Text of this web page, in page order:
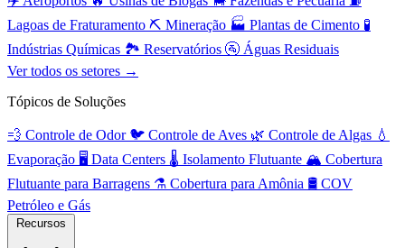
Lagoas de Fraturamento ⛏️ Mineração 🏭 Plantas de Cimento 🧪
Indústrias Químicas 🏞️ Reservatórios 🚰 Águas Residuais
Ver todos os setores →
Tópicos de Soluções
💨 Controle de Odor 🐦 Controle de Aves 🌿 Controle de Algas 💧
Evaporação 🖥️ Data Centers 🌡️ Isolamento Flutuante 🏔️ Cobertura
Flutuante para Barragens ⚗️ Cobertura para Amônia 🛢️ COV
Petróleo e Gás